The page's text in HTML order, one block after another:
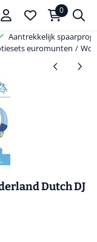
of sta alle
0
Aantrekkelijk
euromunten /
Dutch DJ